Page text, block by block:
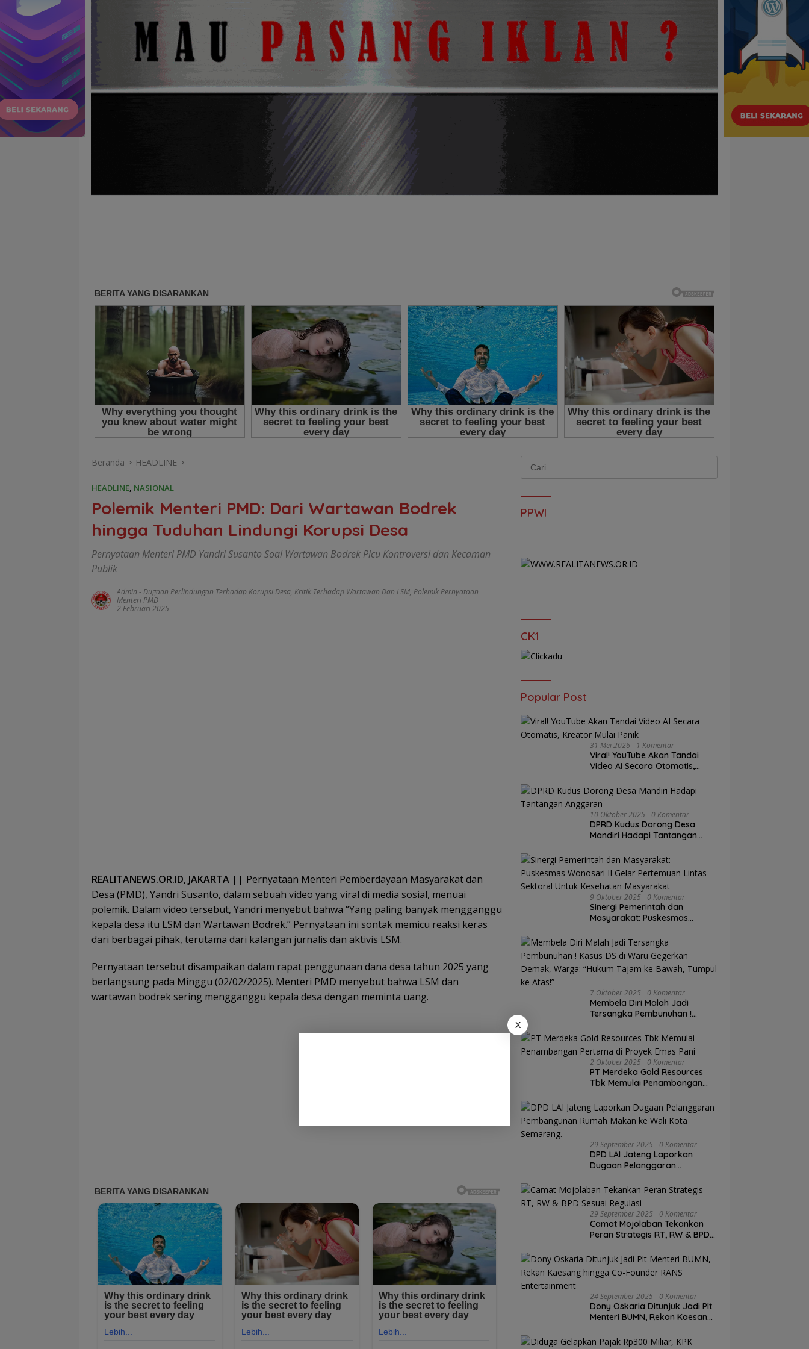
Beranda HEADLINE
HEADLINE, NASIONAL
Polemik Menteri PMD: Dari Wartawan Bodrek
hingga Tuduhan Lindungi Korupsi Desa
Pernyataan Menteri PMD Yandri Susanto Soal Wartawan Bodrek Picu Kontroversi dan Kecaman
Publik
Admin - Dugaan Perlindungan Terhadap Korupsi Desa, Kritik Terhadap Wartawan Dan LSM, Polemik Pernyataan
Menteri PMD
2 Februari 2025
REALITANEWS.OR.ID, JAKARTA || Pernyataan Menteri Pemberdayaan Masyarakat dan
Desa (PMD), Yandri Susanto, dalam sebuah video yang viral di media sosial, menuai
polemik. Dalam video tersebut, Yandri menyebut bahwa “Yang paling banyak mengganggu
kepala desa itu LSM dan Wartawan Bodrek.” Pernyataan ini sontak memicu reaksi keras
dari berbagai pihak, terutama dari kalangan jurnalis dan aktivis LSM.
Pernyataan tersebut disampaikan dalam rapat penggunaan dana desa tahun 2025 yang
berlangsung pada Minggu (02/02/2025). Menteri PMD menyebut bahwa LSM dan
wartawan bodrek sering mengganggu kepala desa dengan meminta uang.
Cari
PPWI
CK1
Popular Post
31 Mei 2026 1 Komentar
Viral! YouTube Akan Tandai
Video AI Secara Otomatis,
10 Oktober 2025 0 Komentar
DPRD Kudus Dorong Desa
Mandiri Hadapi Tantangan
9 Oktober 2025 0 Komentar
Sinergi Pemerintah dan
Masyarakat: Puskesmas
Lintas Sektoral Untuk
Kesehatan Masyarakat
7 Oktober 2025 0 Komentar
Membela Diri Malah Jadi
Tersangka Pembunuhan !
Demak, Warga: “Hukum Tajam
ke Bawah, Tumpul ke Atas!”
2 Oktober 2025 0 Komentar
PT Merdeka Gold Resources
Tbk Memulai Penambangan
29 September 2025 0 Komentar
DPD LAI Jateng Laporkan
Dugaan Pelanggaran
ke Wali Kota Semarang.
29 September 2025 0 Komentar
Camat Mojolaban Tekankan
Peran Strategis RT, RW & BPD
24 September 2025 0 Komentar
Dony Oskaria Ditunjuk Jadi Plt
Menteri BUMN, Rekan Kaesang
Entertainment
X